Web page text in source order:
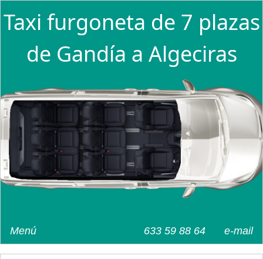
Taxi furgoneta de 7 plazas
de Gandía a Algeciras
e-mail
633 59 88 64
Menú